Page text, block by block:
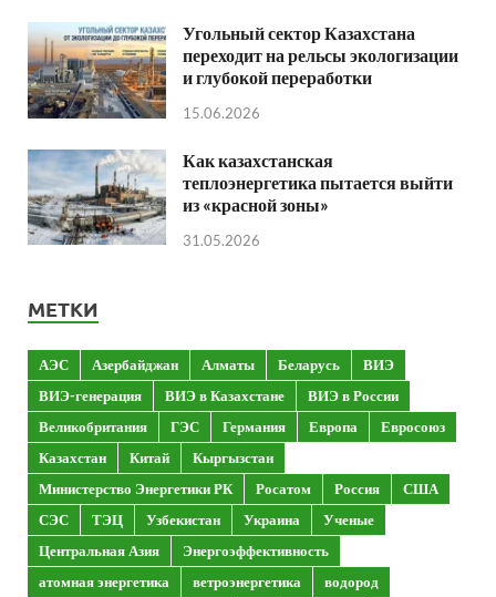
Угольный сектор Казахстана
переходит на рельсы экологизации
и глубокой переработки
15.06.2026
Как казахстанская
теплоэнергетика пытается выйти
из «красной зоны»
31.05.2026
МЕТКИ
АЭС Азербайджан Алматы Беларусь
ВИЭ
ВИЭ-генерация
ВИЭ в Казахстане
ВИЭ в России
Великобритания
ГЭС Германия Европа
Евросоюз
Казахстан
Китай
Кыргызстан
Министерство Энергетики РК
Росатом Россия
США
СЭС
ТЭЦ Узбекистан Украина
Ученые
Центральная Азия
Энергоэффективность
атомная энергетика
ветроэнергетика
водород